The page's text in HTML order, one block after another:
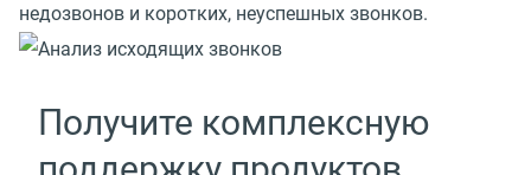
недозвонов и коротких, неуспешных звонков.
Получите комплексную